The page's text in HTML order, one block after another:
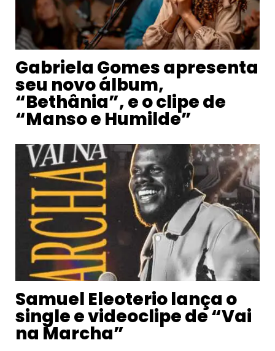
Gabriela Gomes apresenta
seu novo álbum,
“Bethânia”, e o clipe de
“Manso e Humilde”
Samuel Eleoterio lança o
single e videoclipe de “Vai
na Marcha”